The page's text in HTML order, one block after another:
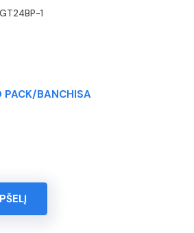
1
PACK/BANCHISA